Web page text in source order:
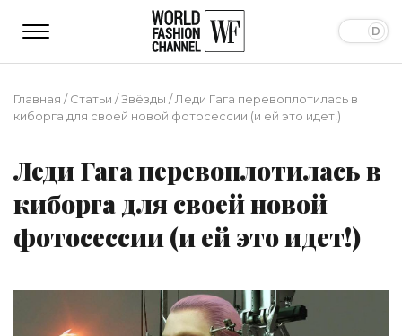
Главная /Статьи /Звёзды /Леди Гага перевоплотилась в
киборга для своей новой фотосессии (и ей это идет!)
Леди Гага перевоплотилась в
киборга для своей новой
фотосессии (и ей это идет!)